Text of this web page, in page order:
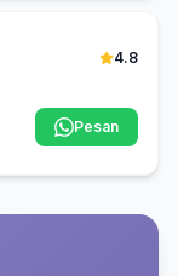
4.8
Pesan